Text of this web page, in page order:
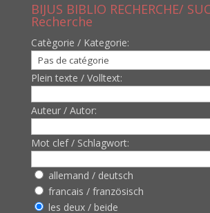
BIJUS BIBLIO RECHERCHE/
Recherche
Catègorie / Kategorie:
Plein texte / Volltext:
Auteur / Autor:
Mot clef / Schlagwort:
allemand / deutsch
francais / französisch
les deux / beide